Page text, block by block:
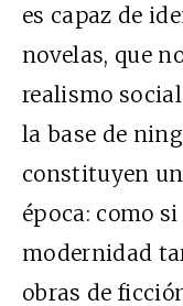
es capaz de
novelas, que
realismo
la base de
constituyen
época: como
modernidad
obras de